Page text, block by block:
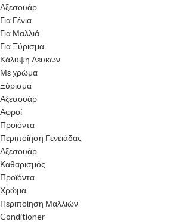
Αξεσουάρ
Για Γένια
Για Μαλλιά
Για Ξύρισμα
Κάλυψη Λευκών
Με χρώμα
Ξύρισμα
Αξεσουάρ
Αφροί
Προϊόντα
Περιποίηση Γενειάδας
Αξεσουάρ
Καθαρισμός
Προϊόντα
Χρώμα
Περιποίηση Μαλλιών
Conditioner